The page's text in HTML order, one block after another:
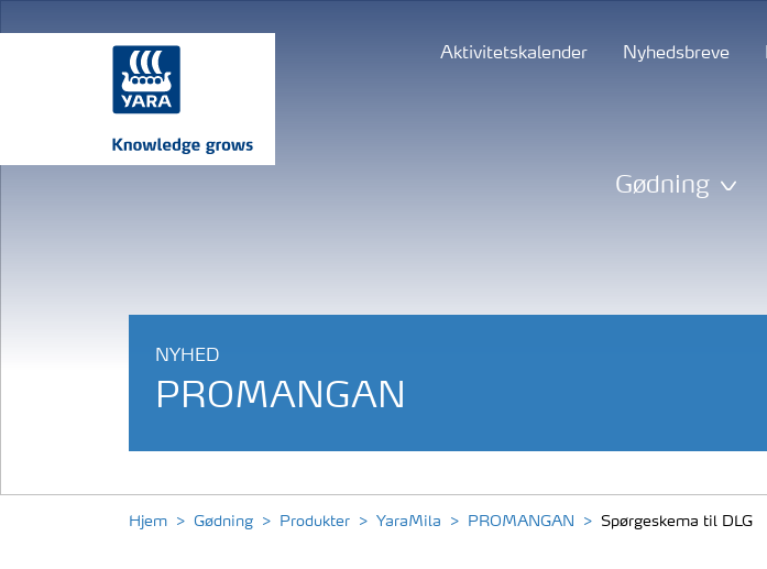
Aktivitetskalender Nyhedsbreve
Gødning
NYHED
PROMANGAN
Hjem Gødning Produkter YaraMila PROMANGAN Spørgeskema til DLG